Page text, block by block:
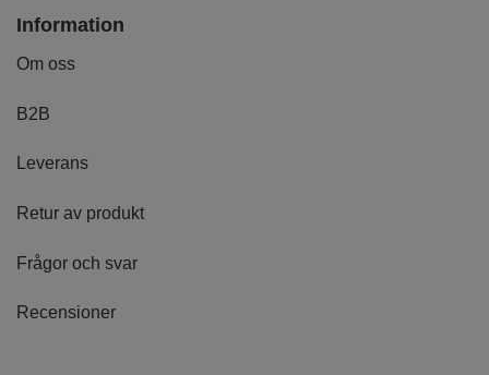
Information
Om oss
B2B
Leverans
Retur av produkt
Frågor och svar
Recensioner